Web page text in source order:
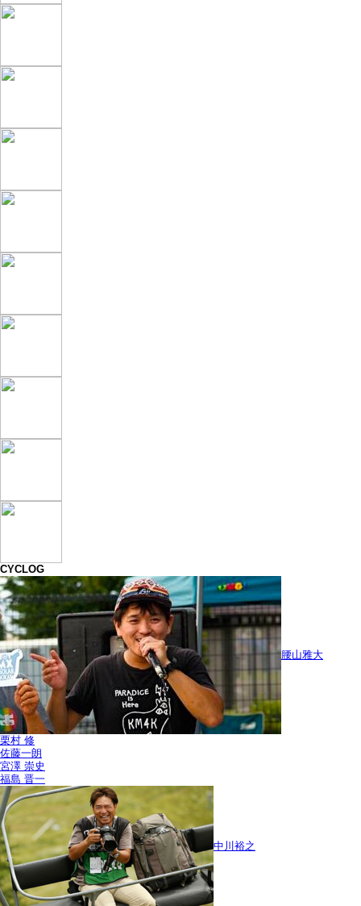
CYCLOG
腰山雅大
栗村 修
佐藤一朗
宮澤 崇史
福島 晋一
中川裕之